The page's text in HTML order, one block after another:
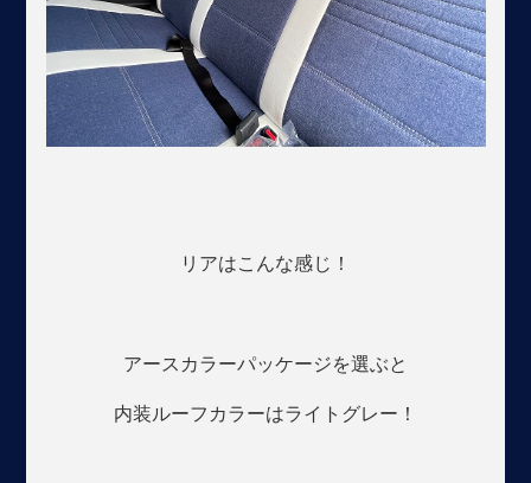
リアはこんな感じ！
アースカラーパッケージを選ぶと
内装ルーフカラーはライトグレー！